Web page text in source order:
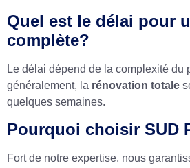
Quel est le délai pour
complète?
Le délai dépend de la complexité du
généralement, la rénovation totale
quelques semaines.
Pourquoi choisir SUD
Fort de notre expertise, nous